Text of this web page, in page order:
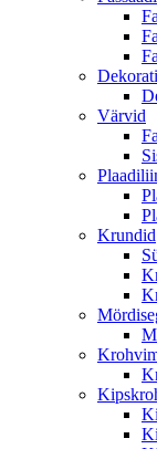
Värvid
Krundid